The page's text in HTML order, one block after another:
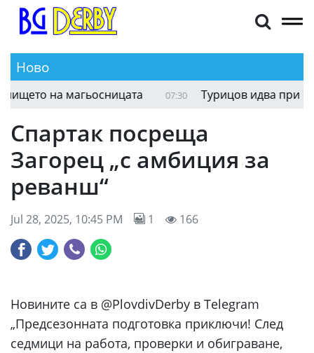
Ново
на магьосницата 07:30 Турицов идва при ЦСКА
Спартак посреща
Загорец „с амбиция за
реванш“
Jul 28, 2025, 10:45 PM 1 166
Новините са в @PlovdivDerby в Telegram
„Предсезонната подготовка приключи! След
седмици на работа, проверки и обиграване,